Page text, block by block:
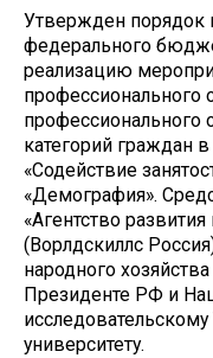
Утвержден порядок
федерального
реализацию
профессионального
профессионального
категорий граждан
«Содействие
«Демография».
«Агентство
(Ворлдскиллс
народного
Президенте РФ и
университету.